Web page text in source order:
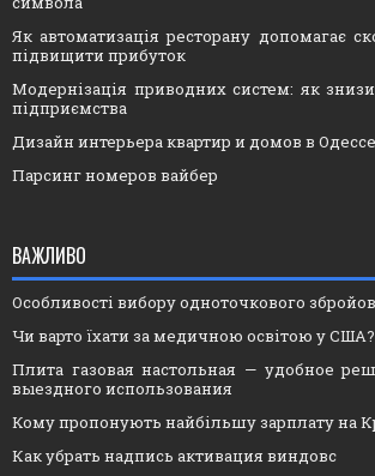
Як автоматизація ресторану допомагає
підвищити прибуток
Модернізація приводних систем: як
підприємства
Дизайн интерьера квартир и домов в
Парсинг номеров вайбер
ВАЖЛИВО
Особливості вибору одноточкового
Чи варто їхати за медичною освітою у США?
Плита газовая настольная — удобное
выездного использования
Кому пропонують найбільшу зарплату на
Как убрать надпись активация виндовс